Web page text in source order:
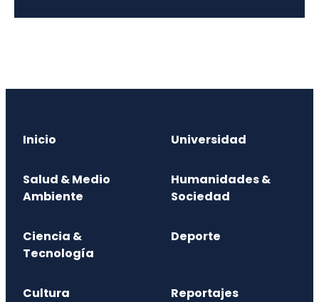
Inicio Universidad
Salud & Medio
Ambiente
Humanidades &
Sociedad
Ciencia &
Tecnología
Deporte
Cultura Reportajes